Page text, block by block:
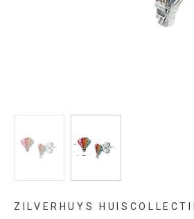
ZILVERHUYS